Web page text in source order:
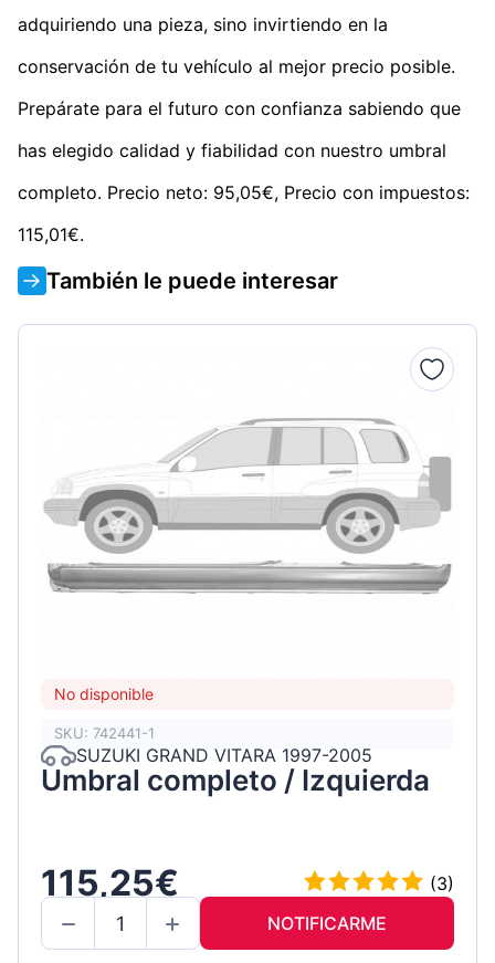
adquiriendo una pieza, sino invirtiendo en la
conservación de tu vehículo al mejor precio posible.
Prepárate para el futuro con confianza sabiendo que
has elegido calidad y fiabilidad con nuestro umbral
completo. Precio neto: 95,05€, Precio con impuestos:
115,01€.
También le puede interesar
No disponible
SKU: 742441-1
SUZUKI GRAND VITARA 1997-2005
Umbral completo / Izquierda
115,25€
(3)
NOTIFICARME